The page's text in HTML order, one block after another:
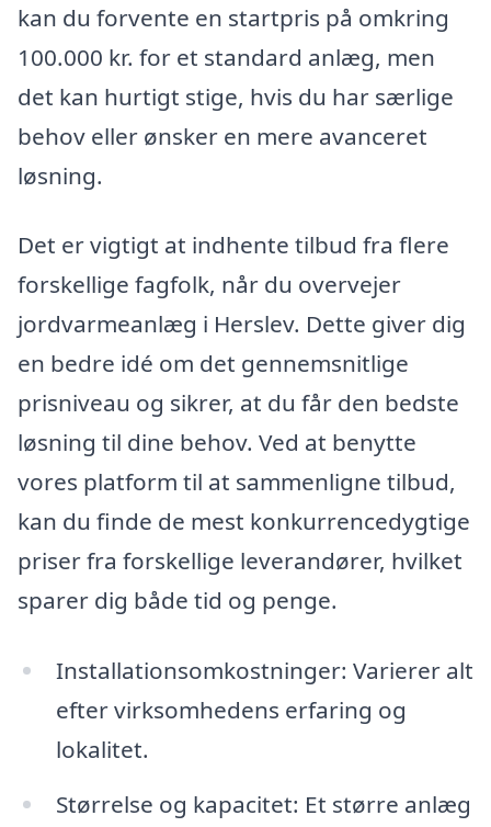
kan du forvente en startpris på omkring
100.000 kr. for et standard anlæg, men
det kan hurtigt stige, hvis du har særlige
behov eller ønsker en mere avanceret
løsning.
Det er vigtigt at indhente tilbud fra flere
forskellige fagfolk, når du overvejer
jordvarmeanlæg i Herslev. Dette giver dig
en bedre idé om det gennemsnitlige
prisniveau og sikrer, at du får den bedste
løsning til dine behov. Ved at benytte
vores platform til at sammenligne tilbud,
kan du finde de mest konkurrencedygtige
priser fra forskellige leverandører, hvilket
sparer dig både tid og penge.
Installationsomkostninger: Varierer alt
efter virksomhedens erfaring og
lokalitet.
Størrelse og kapacitet: Et større anlæg